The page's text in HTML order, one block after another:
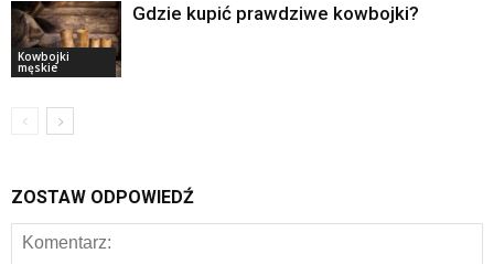
Kowbojki
męskie
Gdzie kupić prawdziwe kowbojki?
ZOSTAW ODPOWIEDŹ